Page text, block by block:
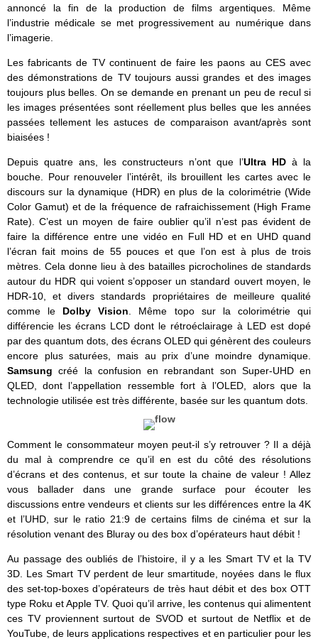
annoncé la fin de la production de films argentiques. Même
l’industrie médicale se met progressivement au numérique dans
l’imagerie.
Les fabricants de TV continuent de faire les paons au CES avec
des démonstrations de TV toujours aussi grandes et des images
toujours plus belles. On se demande en prenant un peu de recul si
les images présentées sont réellement plus belles que les années
passées tellement les astuces de comparaison avant/après sont
biaisées !
Depuis quatre ans, les constructeurs n’ont que l’Ultra HD à la
bouche. Pour renouveler l’intérêt, ils brouillent les cartes avec le
discours sur la dynamique (HDR) en plus de la colorimétrie (Wide
Color Gamut) et de la fréquence de rafraichissement (High Frame
Rate). C’est un moyen de faire oublier qu’il n’est pas évident de
faire la différence entre une vidéo en Full HD et en UHD quand
l’écran fait moins de 55 pouces et que l’on est à plus de trois
mètres. Cela donne lieu à des batailles picrocholines de standards
autour du HDR qui voient s’opposer un standard ouvert moyen, le
HDR-10, et divers standards propriétaires de meilleure qualité
comme le Dolby Vision. Même topo sur la colorimétrie qui
différencie les écrans LCD dont le rétroéclairage à LED est dopé
par des quantum dots, des écrans OLED qui génèrent des couleurs
encore plus saturées, mais au prix d’une moindre dynamique.
Samsung créé la confusion en rebrandant son Super-UHD en
QLED, dont l’appellation ressemble fort à l’OLED, alors que la
technologie utilisée est très différente, basée sur les quantum dots.
Comment le consommateur moyen peut-il s’y retrouver ? Il a déjà
du mal à comprendre ce qu’il en est du côté des résolutions
d’écrans et des contenus, et sur toute la chaine de valeur ! Allez
vous ballader dans une grande surface pour écouter les
discussions entre vendeurs et clients sur les différences entre la 4K
et l’UHD, sur le ratio 21:9 de certains films de cinéma et sur la
résolution venant des Bluray ou des box d’opérateurs haut débit !
Au passage des oubliés de l’histoire, il y a les Smart TV et la TV
3D. Les Smart TV perdent de leur smartitude, noyées dans le flux
des set-top-boxes d’opérateurs de très haut débit et des box OTT
type Roku et Apple TV. Quoi qu’il arrive, les contenus qui alimentent
ces TV proviennent surtout de SVOD et surtout de Netflix et de
YouTube, de leurs applications respectives et en particulier pour les